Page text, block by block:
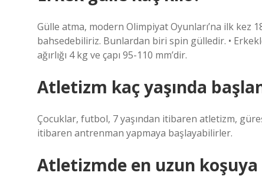
Gülle atma, modern Olimpiyat Oyunları’na ilk kez
bahsedebiliriz. Bunlardan biri spin gülledir. •
ağırlığı 4 kg ve çapı 95-110 mm’dir.
Atletizm kaç yaşında
Çocuklar, futbol, ​​7 yaşından itibaren atletizm,
itibaren antrenman yapmaya başlayabilirler.
Atletizmde en uzun